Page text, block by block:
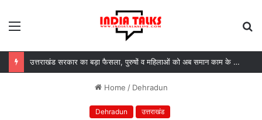
उत्तराखंड सरकार का बड़ा फैसला, पुरुषों व महिलाओं को अब समान काम के लिए समान वेतन
Home / Dehradun
Dehradun उत्तराखंड